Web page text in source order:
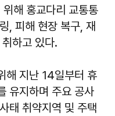
해 홍교다리 교통통
, 피해 현장 복구, 재
하고 있다.
해 지난 14일부터 휴
유지하며 주요 공사
태 취약지역 및 주택